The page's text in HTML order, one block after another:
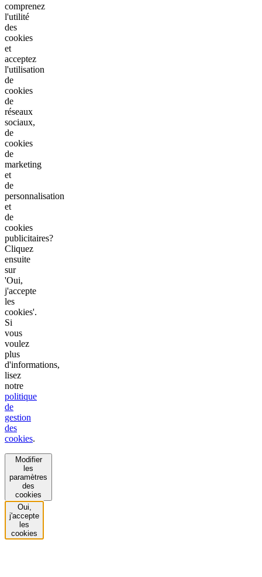
comprenez
l'utilité
des
cookies
et
acceptez
l'utilisation
de
cookies
de
réseaux
sociaux,
de
cookies
de
marketing
et
de
personnalisation
et
de
cookies
publicitaires?
Cliquez
ensuite
sur
'Oui,
j'accepte
les
cookies'.
Si
vous
voulez
plus
d'informations,
lisez
notre
politique
de
gestion
des
cookies.
Modifier
les
paramètres
des
cookies
Oui,
j'accepte
les
cookies